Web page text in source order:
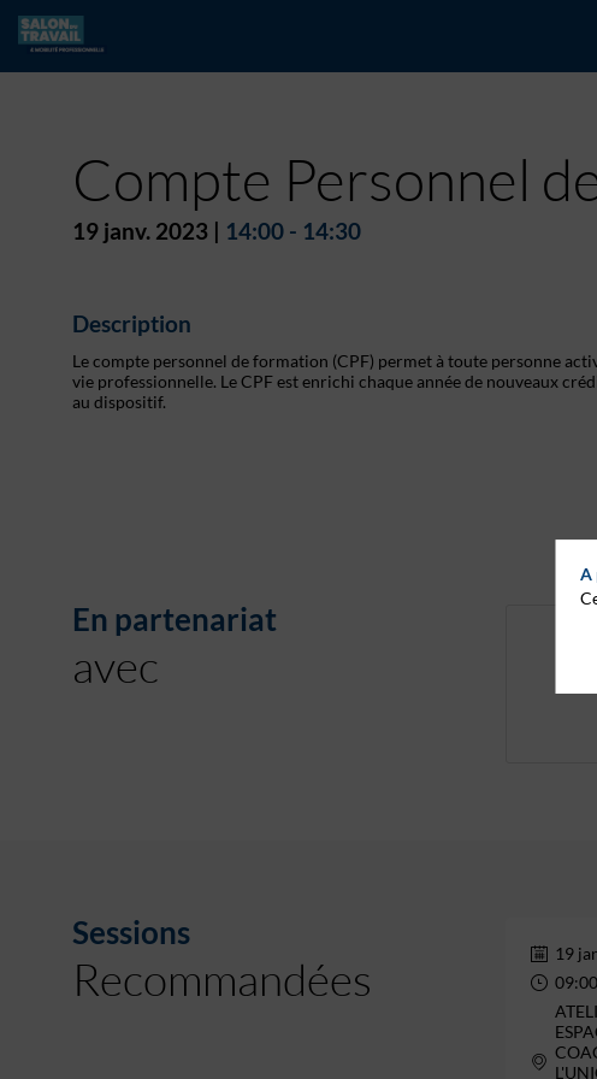
Compte Personnel
19 janv. 2023 14:00 - 14:30
Description
Le compte personnel de formation (CPF) permet à toute personne
vie professionnelle. Le CPF est enrichi chaque année de nouveaux
au dispositif.
En partenariat
avec
Sessions
Recommandées
19
09:00
A